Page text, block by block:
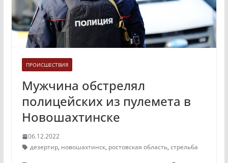
ПРОИСШЕСТВИЯ
Мужчина обстрелял
полицейских из пулемета в
Новошахтинске
06.12.2022
дезертир, новошахтинск, ростовская область, стрельба